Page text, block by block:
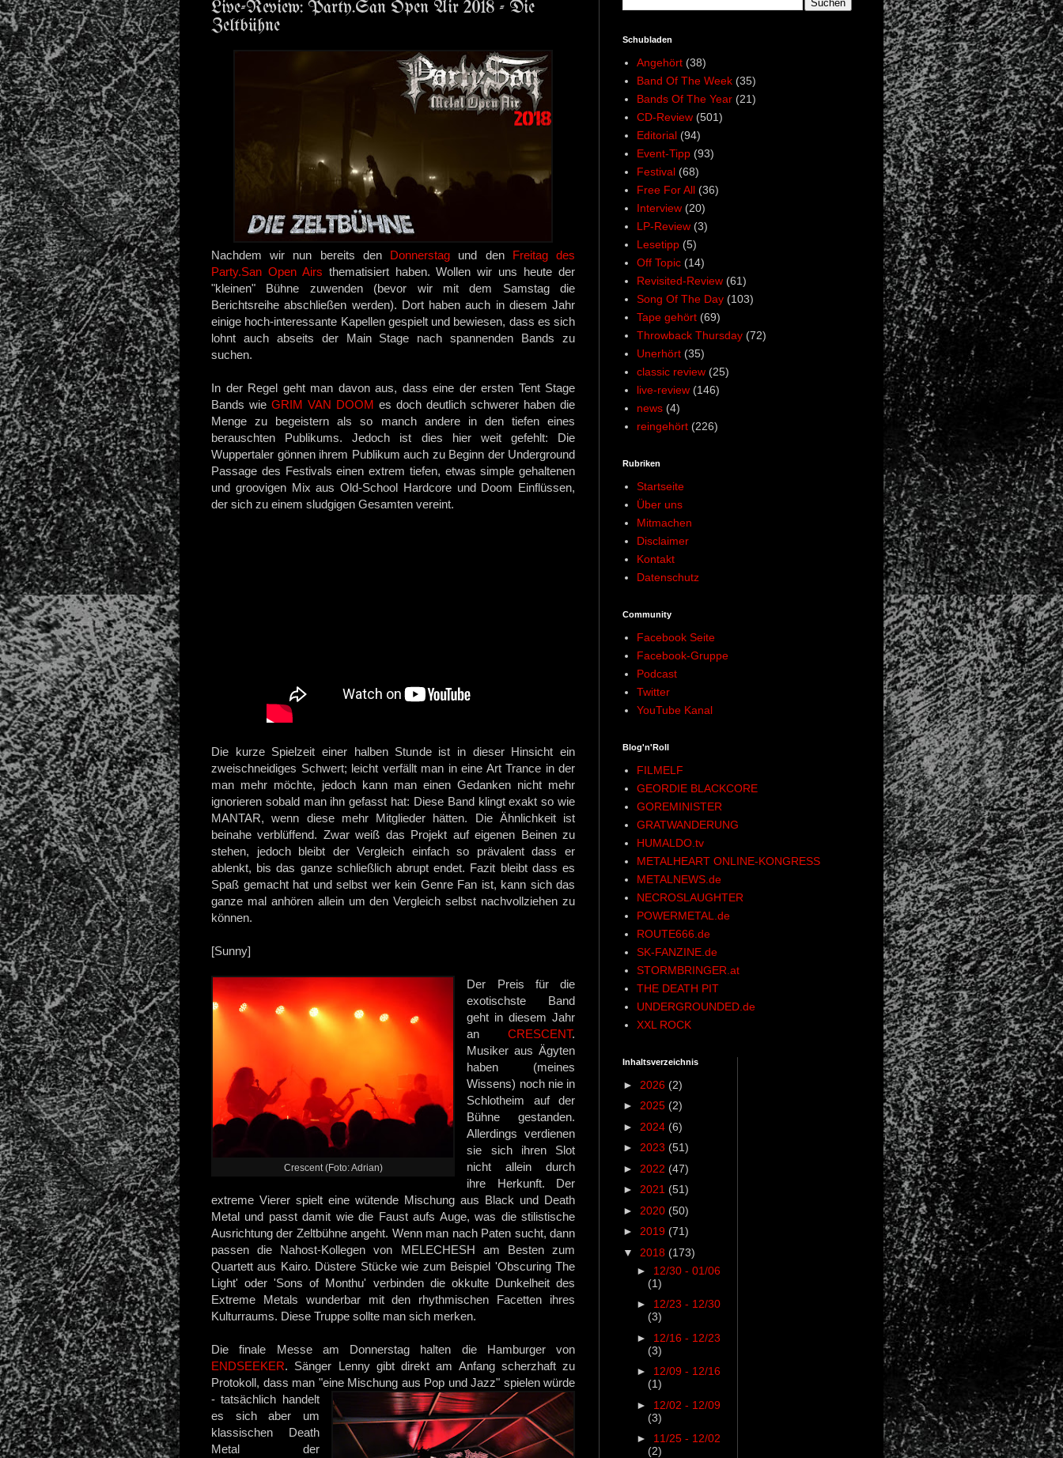
Live-Review: Party.San Open Air 2018 - Die
Zeltbühne
Nachdem wir nun bereits den Donnerstag und den Freitag des
Party.San Open Airs thematisiert haben. Wollen wir uns heute der
"kleinen" Bühne zuwenden (bevor wir mit dem Samstag die
Berichtsreihe abschließen werden). Dort haben auch in diesem Jahr
einige hoch-interessante Kapellen gespielt und bewiesen, dass es sich
lohnt auch abseits der Main Stage nach spannenden Bands zu
suchen.
In der Regel geht man davon aus, dass eine der ersten Tent Stage
Bands wie GRIM VAN DOOM es doch deutlich schwerer haben die
Menge zu begeistern als so manch andere in den tiefen eines
berauschten Publikums. Jedoch ist dies hier weit gefehlt: Die
Wuppertaler gönnen ihrem Publikum auch zu Beginn der Underground
Passage des Festivals einen extrem tiefen, etwas simple gehaltenen
und groovigen Mix aus Old-School Hardcore und Doom Einflüssen,
der sich zu einem sludgigen Gesamten vereint.
Die kurze Spielzeit einer halben Stunde ist in dieser Hinsicht ein
zweischneidiges Schwert; leicht verfällt man in eine Art Trance in der
man mehr möchte, jedoch kann man einen Gedanken nicht mehr
ignorieren sobald man ihn gefasst hat: Diese Band klingt exakt so wie
MANTAR, wenn diese mehr Mitglieder hätten. Die Ähnlichkeit ist
beinahe verblüffend. Zwar weiß das Projekt auf eigenen Beinen zu
stehen, jedoch bleibt der Vergleich einfach so prävalent dass er
ablenkt, bis das ganze schließlich abrupt endet. Fazit bleibt dass es
Spaß gemacht hat und selbst wer kein Genre Fan ist, kann sich das
ganze mal anhören allein um den Vergleich selbst nachvollziehen zu
können.
[Sunny]
Crescent (Foto: Adrian)
Der Preis für die
exotischste Band
geht in diesem Jahr
an CRESCENT.
Musiker aus Ägyten
haben (meines
Wissens) noch nie in
Schlotheim auf der
Bühne gestanden.
Allerdings verdienen
sie sich ihren Slot
nicht allein durch
ihre Herkunft. Der
extreme Vierer spielt eine wütende Mischung aus Black und Death
Metal und passt damit wie die Faust aufs Auge, was die stilistische
Ausrichtung der Zeltbühne angeht. Wenn man nach Paten sucht, dann
passen die Nahost-Kollegen von MELECHESH am Besten zum
Quartett aus Kairo. Düstere Stücke wie zum Beispiel 'Obscuring The
Light' oder 'Sons of Monthu' verbinden die okkulte Dunkelheit des
Extreme Metals wunderbar mit den rhythmischen Facetten ihres
Kulturraums. Diese Truppe sollte man sich merken.
Die finale Messe am Donnerstag halten die Hamburger von
ENDSEEKER. Sänger Lenny gibt direkt am Anfang scherzhaft zu
Protokoll, dass man "eine Mischung aus Pop und Jazz" spielen würde
- tatsächlich handelt
es sich aber um
klassischen Death
Metal der
Schubladen
Angehört (38)
Band Of The Week (35)
Bands Of The Year (21)
CD-Review (501)
Editorial (94)
Event-Tipp (93)
Festival (68)
Free For All (36)
Interview (20)
LP-Review (3)
Lesetipp (5)
Off Topic (14)
Revisited-Review (61)
Song Of The Day (103)
Tape gehört (69)
Throwback Thursday (72)
Unerhört (35)
classic review (25)
live-review (146)
news (4)
reingehört (226)
Rubriken
Startseite
Über uns
Mitmachen
Disclaimer
Kontakt
Datenschutz
Community
Facebook Seite
Facebook-Gruppe
Podcast
Twitter
YouTube Kanal
Blog'n'Roll
FILMELF
GEORDIE BLACKCORE
GOREMINISTER
GRATWANDERUNG
HUMALDO.tv
METALHEART ONLINE-KONGRESS
METALNEWS.de
NECROSLAUGHTER
POWERMETAL.de
ROUTE666.de
SK-FANZINE.de
STORMBRINGER.at
THE DEATH PIT
UNDERGROUNDED.de
XXL ROCK
Inhaltsverzeichnis
► 2026 (2)
► 2025 (2)
► 2024 (6)
► 2023 (51)
► 2022 (47)
► 2021 (51)
► 2020 (50)
► 2019 (71)
▼ 2018 (173)
► 12/30 - 01/06
(1)
► 12/23 - 12/30
(3)
► 12/16 - 12/23
(3)
► 12/09 - 12/16
(1)
► 12/02 - 12/09
(3)
► 11/25 - 12/02
(2)